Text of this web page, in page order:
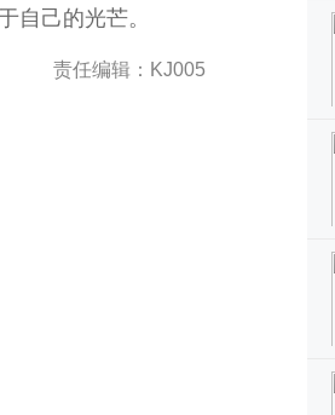
自己的光芒。
责任编辑：KJ005